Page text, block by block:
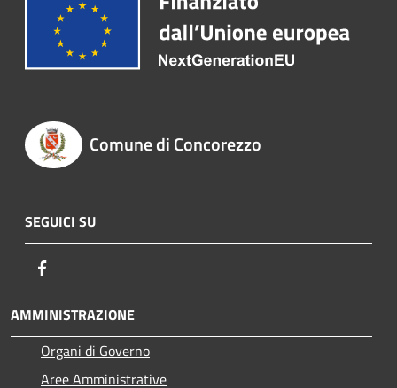
Comune di Concorezzo
SEGUICI SU
AMMINISTRAZIONE
Organi di Governo
Aree Amministrative